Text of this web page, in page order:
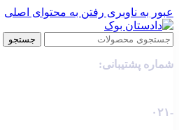
عبور به ناوبری رفتن به محتوای اصلی
جستجو
شماره پشتیبانی:
-۰۲۱